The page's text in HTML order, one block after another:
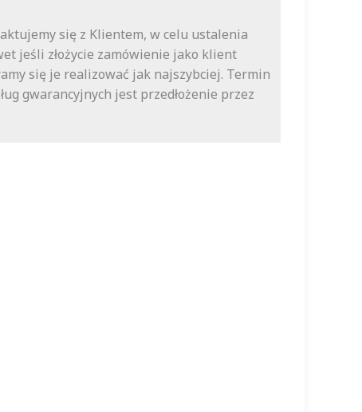
się z Klientem, w celu ustalenia
jeśli złożycie zamówienie jako klient
się je realizować jak najszybciej. Termin
gwarancyjnych jest przedłożenie przez